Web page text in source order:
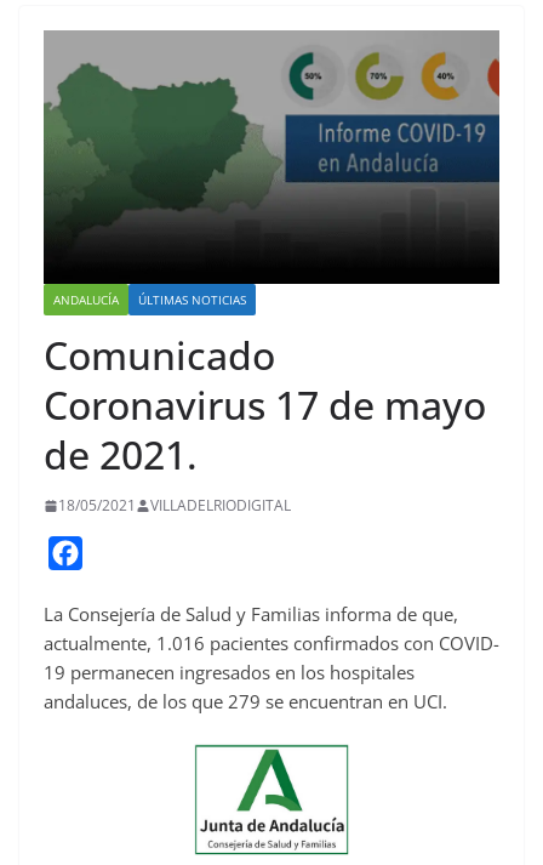
ANDALUCÍA ÚLTIMAS NOTICIAS
Comunicado
Coronavirus 17 de mayo
de 2021.
18/05/2021 VILLADELRIODIGITAL
c
e
b
La Consejería de Salud y Familias informa de que,
actualmente, 1.016 pacientes confirmados con COVID-
19 permanecen ingresados en los hospitales
andaluces, de los que 279 se encuentran en UCI.